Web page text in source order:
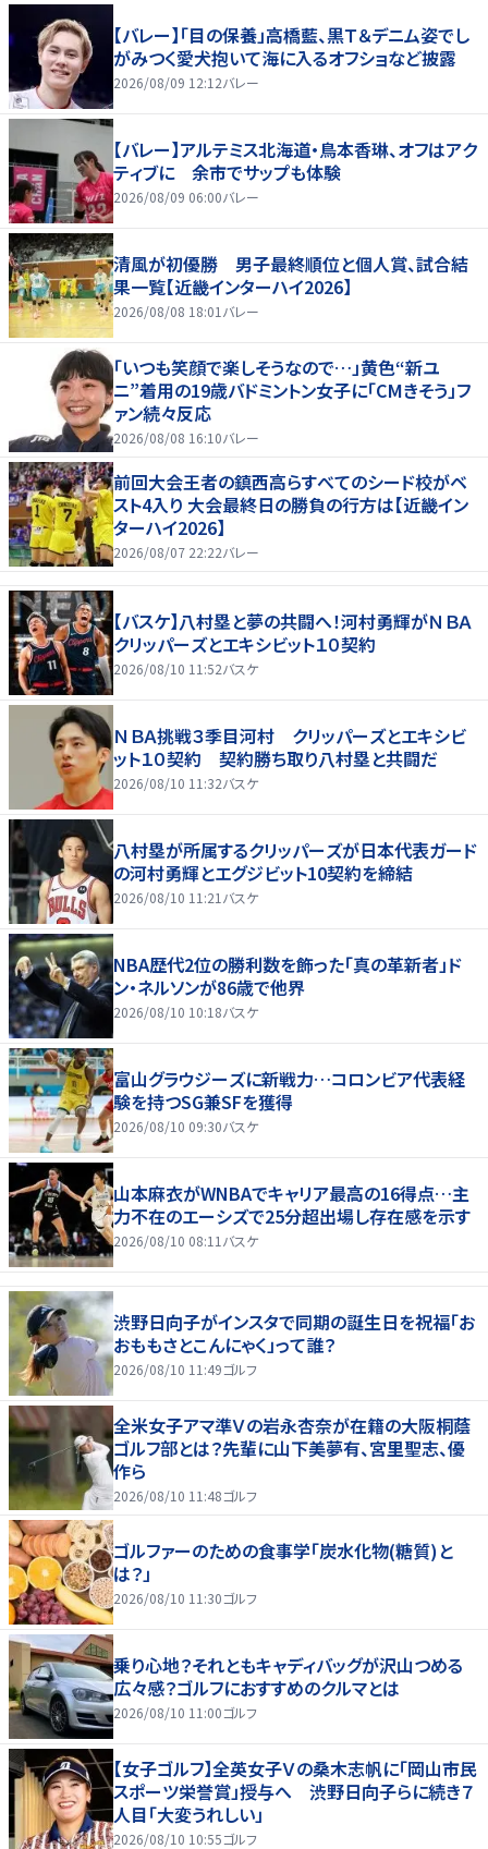
【バレー】「目の保養」高橋藍、黒Ｔ＆デニム姿でし
がみつく愛犬抱いて海に入るオフショなど披露
2026/08/09 12:12バレー
【バレー】アルテミス北海道・鳥本香琳、オフはアク
ティブに 余市でサップも体験
2026/08/09 06:00バレー
清風が初優勝 男子最終順位と個人賞、試合結
果一覧【近畿インターハイ2026】
2026/08/08 18:01 バレー
「いつも笑顔で楽しそうなので…」黄色“新ユ
ニ”着用の19歳バドミントン女子に「CMきそう」フ
ァン続々反応
2026/08/08 16:10バレー
前回大会王者の鎮西高らすべてのシード校がベ
スト4入り 大会最終日の勝負の行方は【近畿イン
ターハイ2026】
2026/08/07 22:22バレー
【バスケ】八村塁と夢の共闘へ！河村勇輝がＮＢＡ
クリッパーズとエキシビット１０契約
2026/08/10 11:52バスケ
ＮＢＡ挑戦３季目河村 クリッパーズとエキシビ
ット１０契約 契約勝ち取り八村塁と共闘だ
2026/08/10 11:32バスケ
八村塁が所属するクリッパーズが日本代表ガード
の河村勇輝とエグジビット10契約を締結
2026/08/10 11:21 バスケ
NBA歴代2位の勝利数を飾った「真の革新者」ド
ン・ネルソンが86歳で他界
2026/08/10 10:18バスケ
富山グラウジーズに新戦力…コロンビア代表経
験を持つSG兼SFを獲得
2026/08/10 09:30バスケ
山本麻衣がWNBAでキャリア最高の16得点…主
力不在のエーシズで25分超出場し存在感を示す
2026/08/10 08:11 バスケ
渋野日向子がインスタで同期の誕生日を祝福「お
おももさとこんにゃく」って誰？
2026/08/10 11:49ゴルフ
全米女子アマ準Ｖの岩永杏奈が在籍の大阪桐蔭
ゴルフ部とは？先輩に山下美夢有、宮里聖志、優
作ら
2026/08/10 11:48ゴルフ
ゴルファーのための食事学「炭水化物(糖質)と
は？」
2026/08/10 11:30ゴルフ
乗り心地？それともキャディバッグが沢山つめる
広々感？ゴルフにおすすめのクルマとは
2026/08/10 11:00ゴルフ
【女子ゴルフ】全英女子Ｖの桑木志帆に「岡山市民
スポーツ栄誉賞」授与へ 渋野日向子らに続き７
人目「大変うれしい」
2026/08/10 10:55ゴルフ